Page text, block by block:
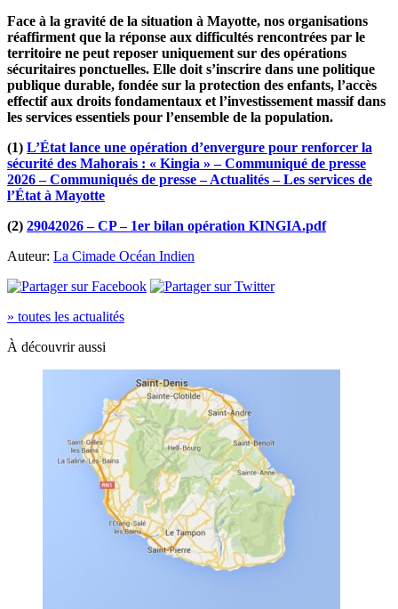
Face à la gravité de la situation à Mayotte, nos organisations
réaffirment que la réponse aux difficultés rencontrées par le
territoire ne peut reposer uniquement sur des opérations
sécuritaires ponctuelles. Elle doit s’inscrire dans une politique
publique durable, fondée sur la protection des enfants, l’accès
effectif aux droits fondamentaux et l’investissement massif dans
les services essentiels pour l’ensemble de la population.
(1) L’État lance une opération d’envergure pour renforcer la
sécurité des Mahorais : « Kingia » – Communiqué de presse
2026 – Communiqués de presse – Actualités – Les services de
l’État à Mayotte
(2) 29042026 – CP – 1er bilan opération KINGIA.pdf
Auteur: La Cimade Océan Indien
» toutes les actualités
À découvrir aussi